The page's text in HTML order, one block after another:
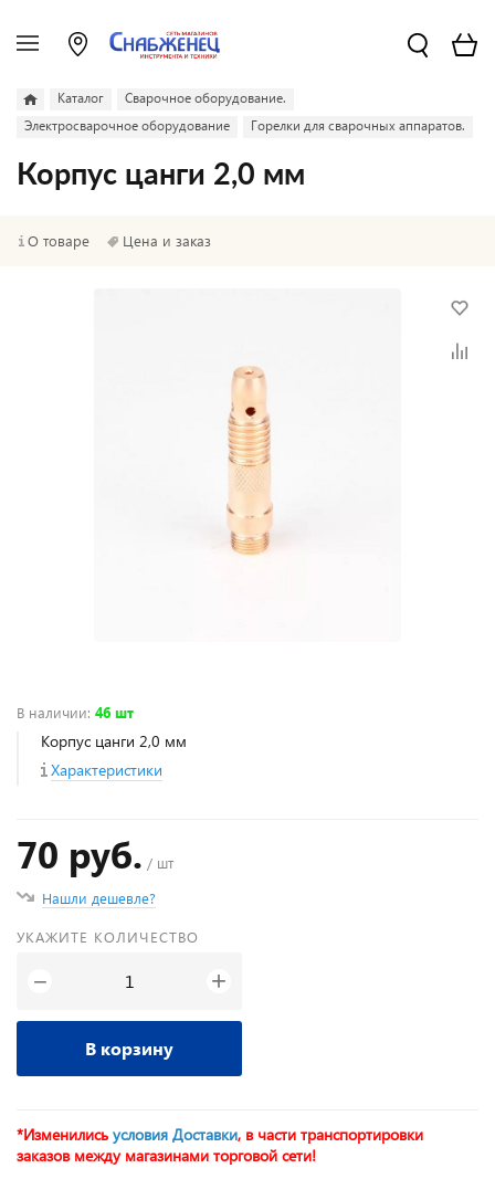
Каталог
Сварочное оборудование.
Электросварочное оборудование
Горелки для сварочных аппаратов.
Корпус цанги 2,0 мм
О товаре Цена и заказ
В наличии: 46 шт
Корпус цанги 2,0 мм
Характеристики
70 руб. / шт
Нашли дешевле?
УКАЖИТЕ КОЛИЧЕСТВО
− +
В корзину
*Изменились условия Доставки, в части транспортировки
заказов между магазинами торговой сети!